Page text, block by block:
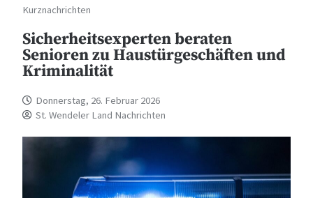
Kurznachrichten
Sicherheitsexperten beraten
Senioren zu Haustürgeschäften und
Kriminalität
Donnerstag, 26. Februar 2026
St. Wendeler Land Nachrichten